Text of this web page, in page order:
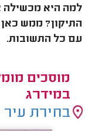
למה היא מכשילה
התיקון? ממש
עם כל התשובות.
מוסכים
במידרג
בחירת עיר